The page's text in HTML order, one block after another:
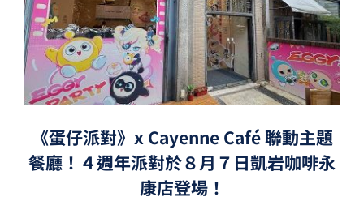
《蛋仔派對》x Cayenne Café 聯動主題
餐廳！４週年派對於８月７日凱岩咖啡永
康店登場！